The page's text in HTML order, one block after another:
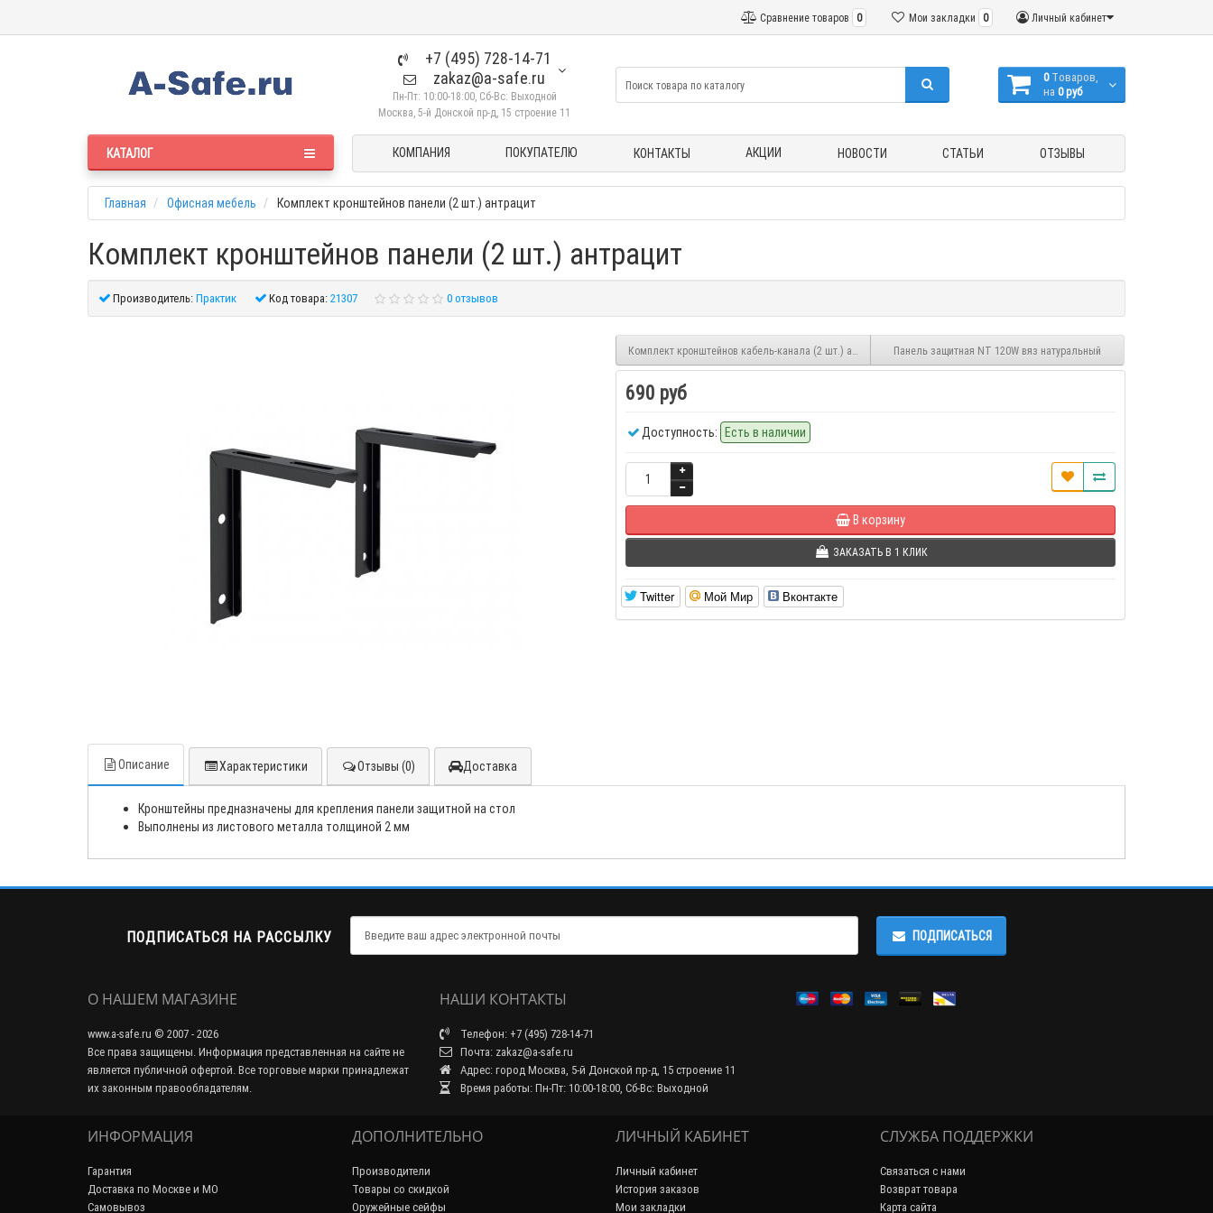
Личный кабинет
Мои закладки 0
Сравнение товаров 0
+7 (495) 728-14-71
zakaz@a-safe.ru
Пн-Пт: 10:00-18:00, Сб-Вс: Выходной
Москва, 5-й Донской пр-д, 15 строение 11
0 Tоваров,
на 0 руб
КАТАЛОГ КОМПАНИЯ ПОКУПАТЕЛЮ КОНТАКТЫ АКЦИИ НОВОСТИ СТАТЬИ ОТЗЫВЫ
Главная Офисная мебель Комплект кронштейнов панели (2 шт.) антрацит
Комплект кронштейнов панели (2 шт.) антрацит
Производитель:Практик Код товара:21307 0 отзывов
Комплект кронштейнов кабель-канала (2 шт.) антрацит Панель защитная NT 120W вяз натуральный
690 руб
Доступность: Есть в наличии
В корзину
ЗАКАЗАТЬ В 1 КЛИК
Twitter Мой Мир Вконтакте
Описание Характеристики Отзывы (0) Доставка
Кронштейны предназначены для крепления панели защитной на стол
Выполнены из листового металла толщиной 2 мм
ПОДПИСАТЬСЯ НА РАССЫЛКУ ПОДПИСАТЬСЯ
О НАШЕМ МАГАЗИНЕ
www.a-safe.ru © 2007 - 2026
Все права защищены. Информация представленная на сайте не
является публичной офертой. Все торговые марки принадлежат
их законным правообладателям.
НАШИ КОНТАКТЫ
Телефон: +7 (495) 728-14-71
Почта: zakaz@a-safe.ru
Адрес: город Москва, 5-й Донской пр-д, 15 строение 11
Время работы: Пн-Пт: 10:00-18:00, Сб-Вс: Выходной
ИНФОРМАЦИЯ
Гарантия
Доставка по Москве и МО
Самовывоз
ДОПОЛНИТЕЛЬНО
Производители
Товары со скидкой
Оружейные сейфы
ЛИЧНЫЙ КАБИНЕТ
Личный кабинет
История заказов
Мои закладки
СЛУЖБА ПОДДЕРЖКИ
Связаться с нами
Возврат товара
Карта сайта